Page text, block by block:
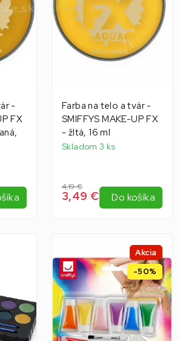
-
FX
Farba na telo a tvár -
SMIFFYS MAKE-UP FX
- žltá, 16 ml
Skladom 3 ks
4,19 €
3,49 € Do košíka
Akcia
-50%